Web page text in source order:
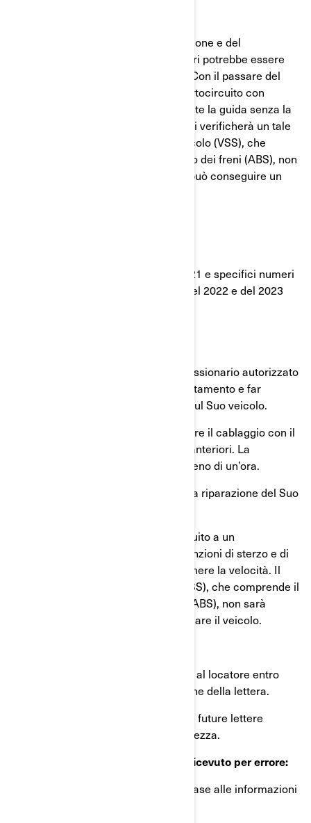
Il cablaggio elettrico dei fari di posizione e del
lampeggiante nei parafanghi anteriori potrebbe essere
allentato e sfregare contro le ruote. Con il passare del
tempo, ciò potrebbe portare a un cortocircuito con
conseguente stallo del motore durante la guida senza la
possibilità di riavviare il veicolo. Se si verificherà un tale
evento, il Sistema di stabilità del veicolo (VSS), che
comprende il Sistema antibloccaggio dei freni (ABS), non
sarà disponibile. Da tale situazione può conseguire un
I modelli compresi tra il 2019 e il 2021 e specifici numeri
di serie dei veicoli Can-Am® Ryker del 2022 e del 2023
Contatti immediatamente il concessionario autorizzato
Can-Am BRP per fissare un appuntamento e far
eseguire il richiamo di sicurezza sul Suo veicolo.
La riparazione ha lo scopo di fissare il cablaggio con il
percorso corretto nei parafanghi anteriori. La
procedura dovrebbe richiedere meno di un’ora.
BRP provvederà gratuitamente alla riparazione del Suo
In caso di stallo del motore in seguito a un
cortocircuito, si mantengono le funzioni di sterzo e di
frenata, ma non si riesce a mantenere la velocità. Il
Sistema di stabilità del veicolo (VSS), che comprende il
Sistema antibloccaggio dei freni (ABS), non sarà
disponibile. Non si riuscirà a riavviare il veicolo.
inviare una copia di questa lettera al locatore entro
dieci giorni lavorativi dalla ricezione della lettera.
Procedere allo stesso modo per le future lettere
relative a questo richiamo di sicurezza.
Cosa fare se questo avviso è stato ricevuto per errore:
Il presente avviso è stato inviato in base alle informazioni